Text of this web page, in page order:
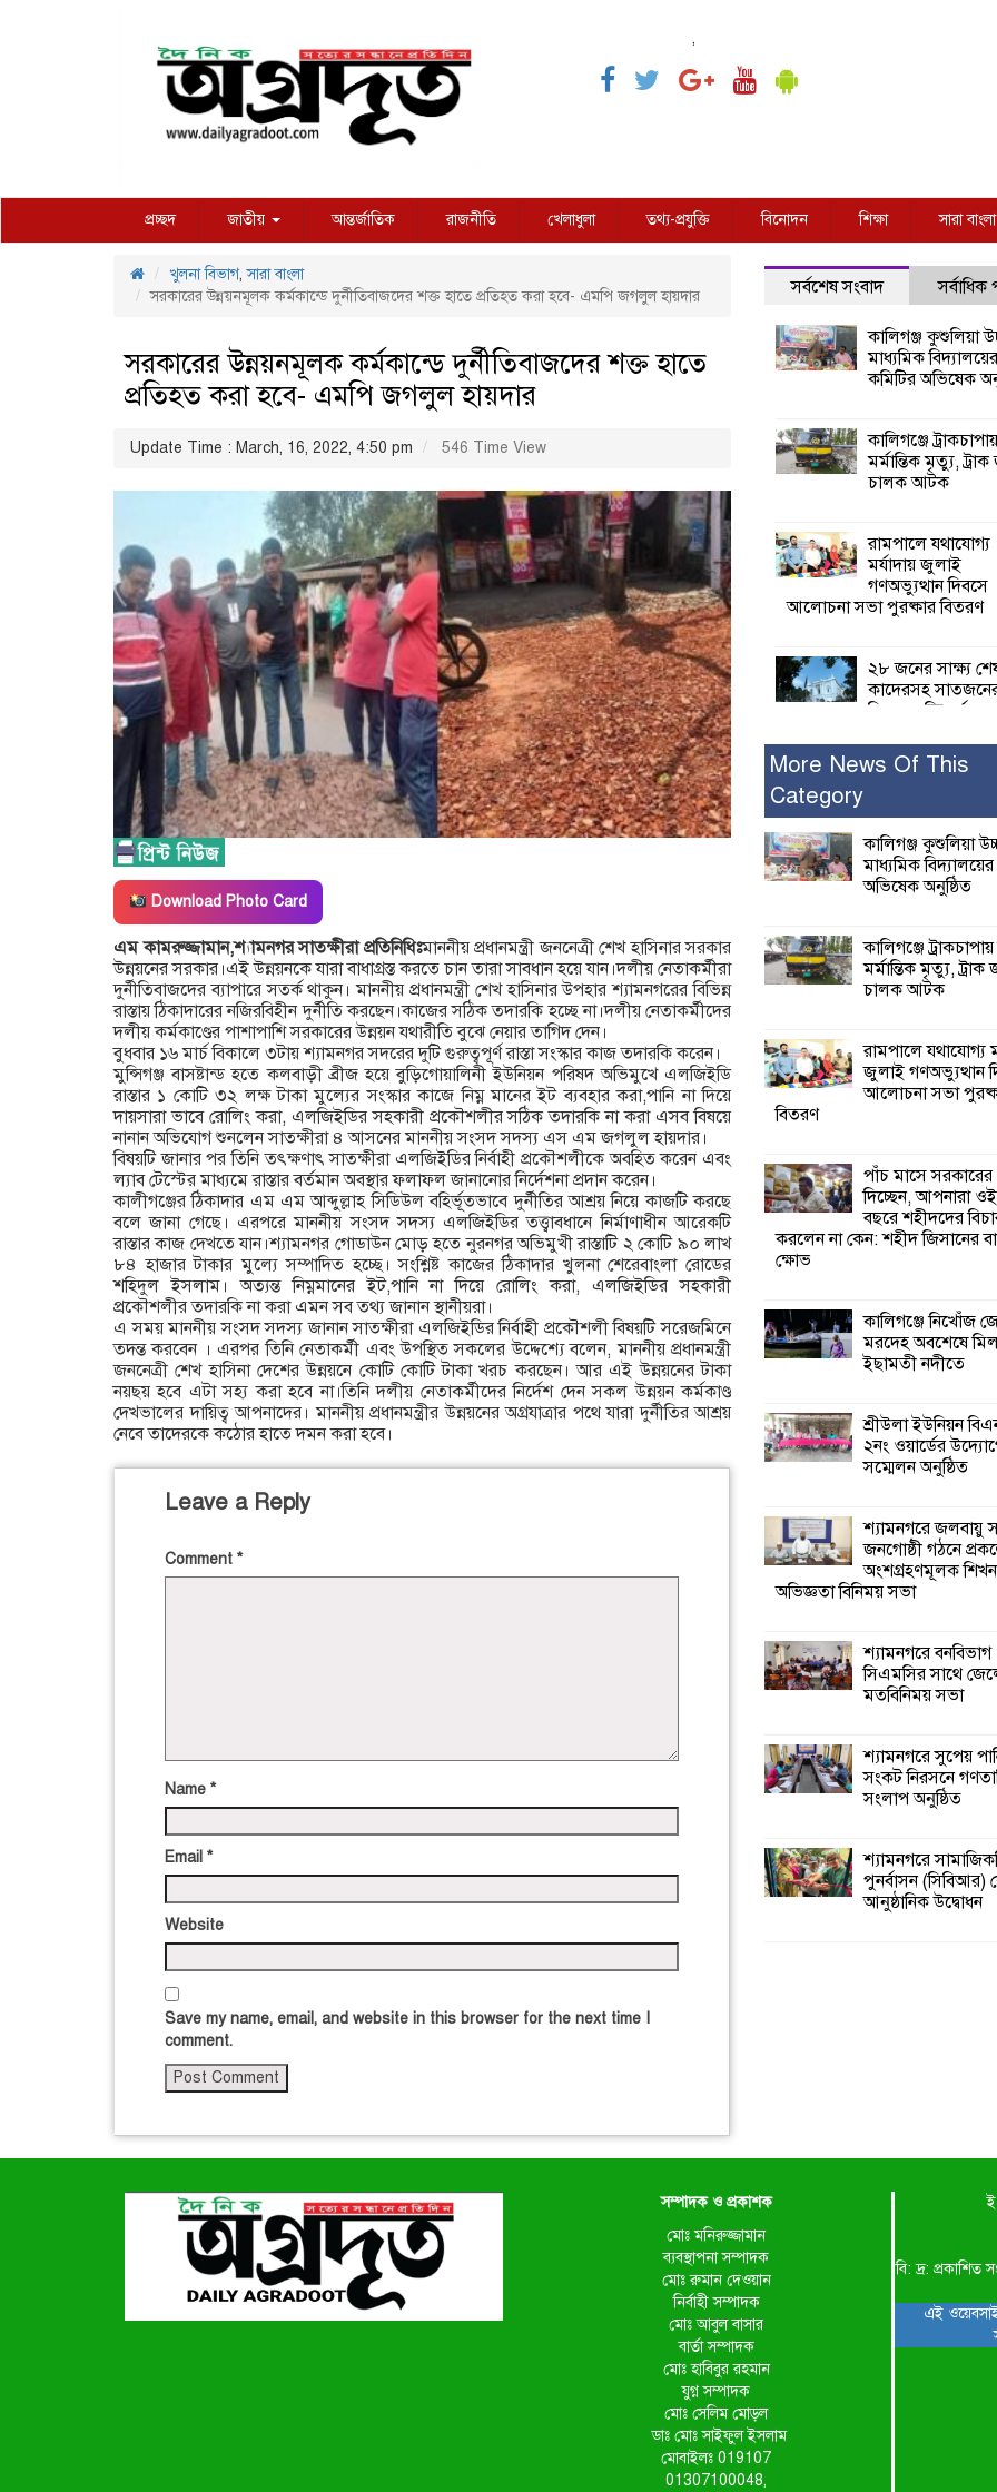
,
প্রচ্ছদ জাতীয় আন্তর্জাতিক রাজনীতি খেলাধুলা তথ্য-প্রযুক্তি বিনোদন শিক্ষা সারা বাংলা
খুলনা বিভাগ,সারা বাংলা
সরকারের উন্নয়নমূলক কর্মকান্ডে দুর্নীতিবাজদের শক্ত হাতে প্রতিহত করা হবে- এমপি জগলুল হায়দার
সরকারের উন্নয়নমূলক কর্মকান্ডে দুর্নীতিবাজদের শক্ত হাতে
প্রতিহত করা হবে- এমপি জগলুল হায়দার
Update Time : March, 16, 2022, 4:50 pm 546 Time View
Download Photo Card
এম কামরুজ্জামান,শ্যামনগর সাতক্ষীরা প্রতিনিধিঃমাননীয় প্রধানমন্ত্রী জননেত্রী শেখ হাসিনার সরকার
উন্নয়নের সরকার।এই উন্নয়নকে যারা বাধাগ্রস্ত করতে চান তারা সাবধান হয়ে যান।দলীয় নেতাকর্মীরা
দুর্নীতিবাজদের ব্যাপারে সতর্ক থাকুন। মাননীয় প্রধানমন্ত্রী শেখ হাসিনার উপহার শ্যামনগরের বিভিন্ন
রাস্তায় ঠিকাদারের নজিরবিহীন দুর্নীতি করছেন।কাজের সঠিক তদারকি হচ্ছে না।দলীয় নেতাকর্মীদের
দলীয় কর্মকাণ্ডের পাশাপাশি সরকারের উন্নয়ন যথারীতি বুঝে নেয়ার তাগিদ দেন।
বুধবার ১৬ মার্চ বিকালে ৩টায় শ্যামনগর সদরের দুটি গুরুত্বপূর্ণ রাস্তা সংস্কার কাজ তদারকি করেন।
মুন্সিগঞ্জ বাসষ্টান্ড হতে কলবাড়ী ব্রীজ হয়ে বুড়িগোয়ালিনী ইউনিয়ন পরিষদ অভিমুখে এলজিইডি
রাস্তার ১ কোটি ৩২ লক্ষ টাকা মুল্যের সংস্কার কাজে নিম্ন মানের ইট ব্যবহার করা,পানি না দিয়ে
দায়সারা ভাবে রোলিং করা, এলজিইডির সহকারী প্রকৌশলীর সঠিক তদারকি না করা এসব বিষয়ে
নানান অভিযোগ শুনলেন সাতক্ষীরা ৪ আসনের মাননীয় সংসদ সদস্য এস এম জগলুল হায়দার।
বিষয়টি জানার পর তিনি তৎক্ষণাৎ সাতক্ষীরা এলজিইডির নির্বাহী প্রকৌশলীকে অবহিত করেন এবং
ল্যাব টেস্টের মাধ্যমে রাস্তার বর্তমান অবস্থার ফলাফল জানানোর নির্দেশনা প্রদান করেন।
কালীগঞ্জের ঠিকাদার এম এম আব্দুল্লাহ সিডিউল বহির্ভূতভাবে দুর্নীতির আশ্রয় নিয়ে কাজটি করছে
বলে জানা গেছে। এরপরে মাননীয় সংসদ সদস্য এলজিইডির তত্ত্বাবধানে নির্মাণাধীন আরেকটি
রাস্তার কাজ দেখতে যান।শ্যামনগর গোডাউন মোড় হতে নুরনগর অভিমুখী রাস্তাটি ২ কোটি ৯০ লাখ
৮৪ হাজার টাকার মুল্যে সম্পাদিত হচ্ছে। সংশ্লিষ্ট কাজের ঠিকাদার খুলনা শেরেবাংলা রোডের
শহিদুল ইসলাম। অত্যন্ত নিম্নমানের ইট,পানি না দিয়ে রোলিং করা, এলজিইডির সহকারী
প্রকৌশলীর তদারকি না করা এমন সব তথ্য জানান স্থানীয়রা।
এ সময় মাননীয় সংসদ সদস্য জানান সাতক্ষীরা এলজিইডির নির্বাহী প্রকৌশলী বিষয়টি সরেজমিনে
তদন্ত করবেন । এরপর তিনি নেতাকর্মী এবং উপস্থিত সকলের উদ্দেশ্যে বলেন, মাননীয় প্রধানমন্ত্রী
জননেত্রী শেখ হাসিনা দেশের উন্নয়নে কোটি কোটি টাকা খরচ করছেন। আর এই উন্নয়নের টাকা
নয়ছয় হবে এটা সহ্য করা হবে না।তিনি দলীয় নেতাকর্মীদের নির্দেশ দেন সকল উন্নয়ন কর্মকাণ্ড
দেখভালের দায়িত্ব আপনাদের। মাননীয় প্রধানমন্ত্রীর উন্নয়নের অগ্রযাত্রার পথে যারা দুর্নীতির আশ্রয়
নেবে তাদেরকে কঠোর হাতে দমন করা হবে।
Leave a Reply
Comment *
Name *
Email *
Website
Save my name, email, and website in this browser for the next time I
comment.
সর্বশেষ সংবাদ সর্বাধিক
কালিগঞ্জ কুশুলিয়া
মাধ্যমিক বিদ্যালয়ের
কমিটির অভিষেক
কালিগঞ্জে
মর্মান্তিক মৃত্যু,
চালক আটক
রামপালে যথাযোগ্য
মর্যাদায় জুলাই
গণঅভ্যুত্থান দিবসে
আলোচনা সভা পুরষ্কার বিতরণ
২৮ জনের সাক্ষ্য
কাদেরসহ
বিরুদ্ধে যুক্তিতর্ক
ক্ষতি করেছে
নুরুল হক নুর
পাঁচ মাসে সরকারের
বছরে শহীদদের
করলেন না কেন: শহীদ জিসানের
ক্ষোভ
কালিগঞ্জে নিখোঁজ
মরদেহ অবশেষে
ইছামতী নদীতে
২নং ওয়ার্ডের
কর্মী সম্মেলন
শ্যামনগরে জলবায়ু
শিখন ও অভিজ্ঞতা বিনিময় সভা
শ্যামনগরে বনবিভাগ
মতবিনিময় সভা
More News Of This
Category
কালিগঞ্জ কুশুলিয়া
মাধ্যমিক
অভিষেক অনুষ্ঠিত
কালিগঞ্জে
মর্মান্তিক মৃত্যু, ট্রাক
চালক আটক
রামপালে যথাযোগ্য
জুলাই গণঅভ্যুত্থান
আলোচনা সভা
বিতরণ
পাঁচ মাসে
দিচ্ছেন, আপনারা
বছরে শহীদদের
করলেন না কেন: শহীদ জিসানের
ক্ষোভ
কালিগঞ্জে নিখোঁজ
মরদেহ অবশেষে
ইছামতী নদীতে
শ্রীউলা ইউনিয়ন
২নং ওয়ার্ডের
সম্মেলন অনুষ্ঠিত
শ্যামনগরে জলবায়ু
জনগোষ্ঠী গঠনে
অংশগ্রহণমূলক
অভিজ্ঞতা বিনিময় সভা
শ্যামনগরে
সিএমসির সাথে
মতবিনিময় সভা
শ্যামনগরে সুপেয়
সংকট নিরসনে
সংলাপ অনুষ্ঠিত
শ্যামনগরে
পুনর্বাসন (সিবিআর)
আনুষ্ঠানিক উদ্বোধন
সম্পাদক ও প্রকাশক
মোঃ মনিরুজ্জামান
ব্যবস্থাপনা সম্পাদক
মোঃ রুমান দেওয়ান
নির্বাহী সম্পাদক
মোঃ আবুল বাসার
বার্তা সম্পাদক
মোঃ হাবিবুর রহমান
যুগ্ন সম্পাদক
মোঃ সেলিম মোড়ল
ডাঃ মোঃ সাইফুল ইসলাম
মোবাইলঃ 019107
01307100048,
বি: দ্র:
এই